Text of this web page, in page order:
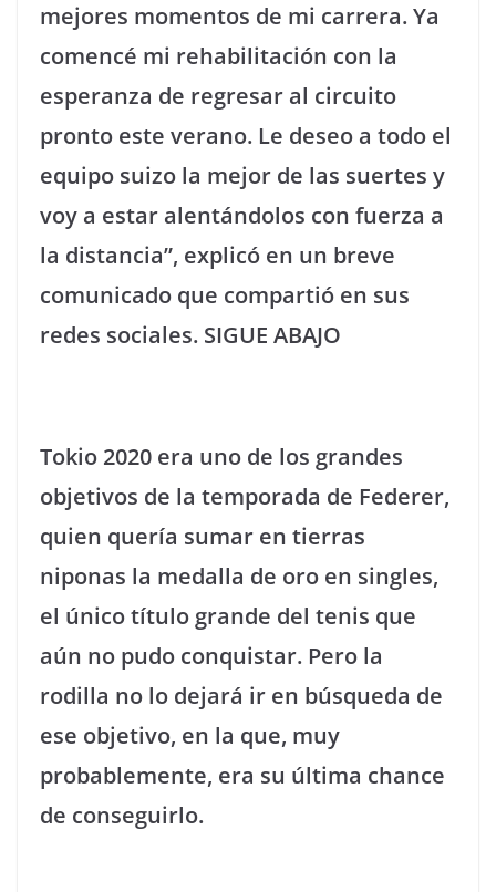
mejores momentos de mi carrera. Ya
comencé mi rehabilitación con la
esperanza de regresar al circuito
pronto este verano. Le deseo a todo el
equipo suizo la mejor de las suertes y
voy a estar alentándolos con fuerza a
la distancia”, explicó en un breve
comunicado que compartió en sus
redes sociales. SIGUE ABAJO
Tokio 2020 era uno de los grandes
objetivos de la temporada de Federer,
quien quería sumar en tierras
niponas la medalla de oro en singles,
el único título grande del tenis que
aún no pudo conquistar. Pero la
rodilla no lo dejará ir en búsqueda de
ese objetivo, en la que, muy
probablemente, era su última chance
de conseguirlo.